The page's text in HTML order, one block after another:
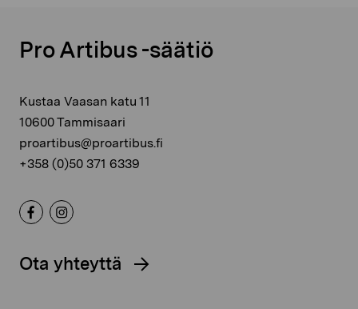
Pro Artibus -säätiö
Kustaa Vaasan katu 11
10600 Tammisaari
proartibus@proartibus.fi
+358 (0)50 371 6339
Ota yhteyttä